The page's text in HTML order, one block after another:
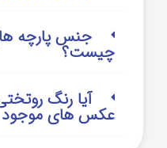
جنس پارچه
چیست؟
آیا رنگ
عکس های